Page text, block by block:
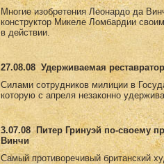
Многие изобретения Леонардо да
конструктор Микеле Ломбардии
в действии.
27.08.08 Удерживаемая
Силами сотрудников милиции в
которую с апреля незаконно
3.07.08
Питер Гринуэй по-своему
Винчи
Самый противоречивый британский